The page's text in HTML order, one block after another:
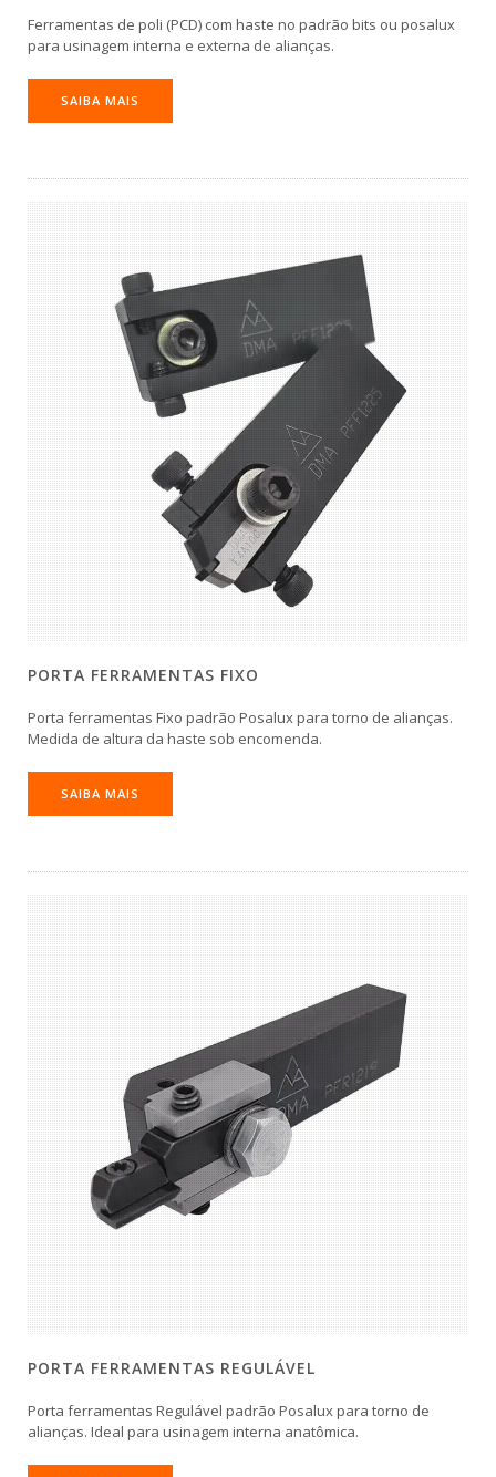
Ferramentas de poli (PCD) com haste no padrão bits ou posalux
para usinagem interna e externa de alianças.
SAIBA MAIS
PORTA FERRAMENTAS FIXO
Porta ferramentas Fixo padrão Posalux para torno de alianças.
Medida de altura da haste sob encomenda.
SAIBA MAIS
PORTA FERRAMENTAS REGULÁVEL
Porta ferramentas Regulável padrão Posalux para torno de
alianças. Ideal para usinagem interna anatômica.